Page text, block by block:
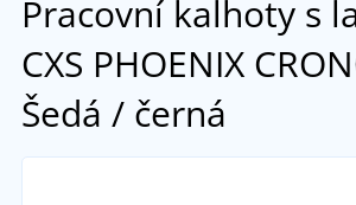
Pracovní kalhoty s
CXS PHOENIX
Šedá / černá